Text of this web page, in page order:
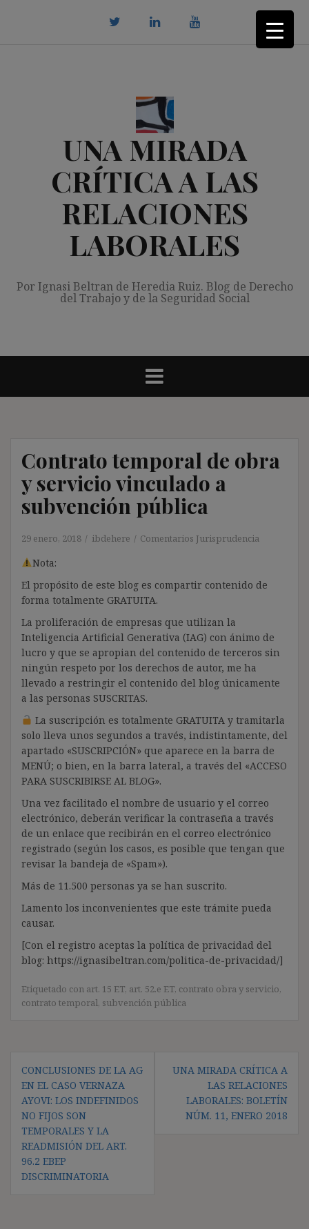
UNA MIRADA
CRÍTICA A LAS
RELACIONES
LABORALES
Por Ignasi Beltran de Heredia Ruiz. Blog de Derecho
del Trabajo y de la Seguridad Social
Contrato temporal de obra
y servicio vinculado a
subvención pública
29 enero, 2018 ibdehere Comentarios Jurisprudencia
Nota:
El propósito de este blog es compartir contenido de
forma totalmente GRATUITA.
La proliferación de empresas que utilizan la
Inteligencia Artificial Generativa (IAG) con ánimo de
lucro y que se apropian del contenido de terceros sin
ningún respeto por los derechos de autor, me ha
llevado a restringir el contenido del blog únicamente
a las personas SUSCRITAS.
La suscripción es totalmente GRATUITA y tramitarla
solo lleva unos segundos a través, indistintamente, del
apartado «SUSCRIPCIÓN» que aparece en la barra de
MENÚ; o bien, en la barra lateral, a través del «ACCESO
PARA SUSCRIBIRSE AL BLOG».
Una vez facilitado el nombre de usuario y el correo
electrónico, deberán verificar la contraseña a través
de un enlace que recibirán en el correo electrónico
registrado (según los casos, es posible que tengan que
revisar la bandeja de «Spam»).
Más de 11.500 personas ya se han suscrito.
Lamento los inconvenientes que este trámite pueda
causar.
[Con el registro aceptas la política de privacidad del
blog: https://ignasibeltran.com/politica-de-privacidad/]
Etiquetado con art. 15 ET, art. 52.e ET, contrato obra y servicio,
contrato temporal, subvención pública
de
entradas
CONCLUSIONES DE LA AG
EN EL CASO VERNAZA
AYOVI: LOS INDEFINIDOS
NO FIJOS SON
TEMPORALES Y LA
READMISIÓN DEL ART.
96.2 EBEP
DISCRIMINATORIA
UNA MIRADA CRÍTICA A
LAS RELACIONES
LABORALES: BOLETÍN
NÚM. 11, ENERO 2018